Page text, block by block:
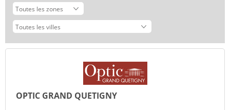
OPTIC GRAND QUETIGNY